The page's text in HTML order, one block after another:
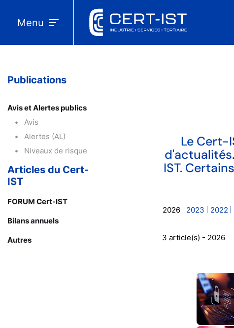
Menu
Publications
Avis et Alertes publics
Avis
Alertes (AL)
Niveaux de risque
Articles du Cert-
IST
FORUM Cert-IST
Bilans annuels
Autres
Le Cert-
IST.
2026 2023 2022
3 article(s) - 2026